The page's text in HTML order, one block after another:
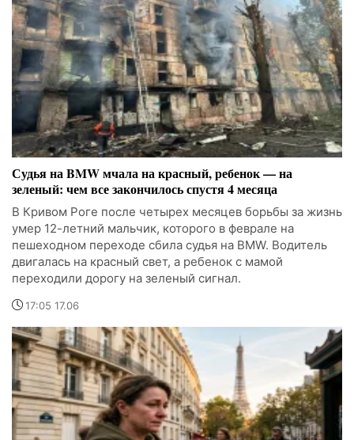
Судья на BMW мчала на красный, ребенок — на
зеленый: чем все закончилось спустя 4 месяца
В Кривом Роге после четырех месяцев борьбы за жизнь
умер 12-летний мальчик, которого в феврале на
пешеходном переходе сбила судья на BMW. Водитель
двигалась на красный свет, а ребенок с мамой
переходили дорогу на зеленый сигнал.
17:05 17.06